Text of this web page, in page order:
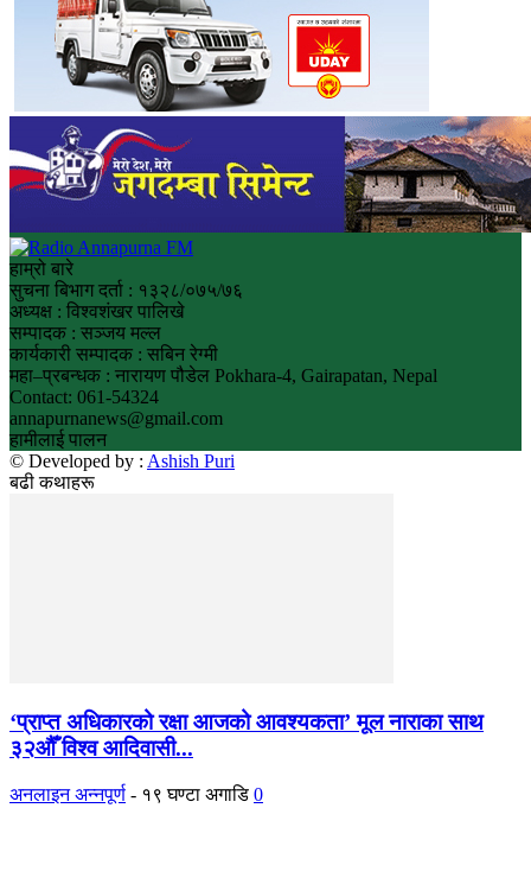
हाम्रो बारे
सुचना बिभाग दर्ता : १३२८/०७५/७६
अध्यक्ष : विश्वशंखर पालिखे
सम्पादक : सञ्जय मल्ल
कार्यकारी सम्पादक : सबिन रेग्मी
महा–प्रबन्धक : नारायण पौडेल Pokhara-4, Gairapatan, Nepal
Contact: 061-54324
annapurnanews@gmail.com
हामीलाई पालन
© Developed by : Ashish Puri
बढी कथाहरू
‘प्राप्त अधिकारको रक्षा आजको आवश्यकता’ मूल नाराका साथ
३२औँ विश्व आदिवासी...
अनलाइन अन्नपूर्ण - १९ घण्टा अगाडि 0